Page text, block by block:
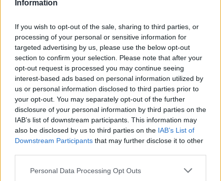
Information
If you wish to opt-out of the sale, sharing to third parties, or
processing of your personal or sensitive information for
targeted advertising by us, please use the below opt-out
section to confirm your selection. Please note that after your
opt-out request is processed you may continue seeing
interest-based ads based on personal information utilized by
us or personal information disclosed to third parties prior to
your opt-out. You may separately opt-out of the further
disclosure of your personal information by third parties on the
IAB’s list of downstream participants. This information may
also be disclosed by us to third parties on the IAB’s List of
Downstream Participants that may further disclose it to other
Personal Data Processing Opt Outs
meritatamente il gol triangolando con Pucciarelli,
Gomezche segna a porta vuota al 43’ servito
involontariamente da Laurini. C’è spazio ancora
per Maccarone, salva Sportiello.
Ancora in vantaggio l’Empoli nel secondo
tempo: Maccaronecorona una grande
prestazione battendo Sportiello al 60’. Il giovane
portiere riesce poi ad avere la meglio su Big Mac
deviando poco più tardi sul palo una sua
sviluppi di angolo battuto da Emanuelson,